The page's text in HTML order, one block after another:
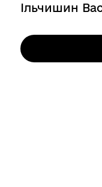
Ільчишин